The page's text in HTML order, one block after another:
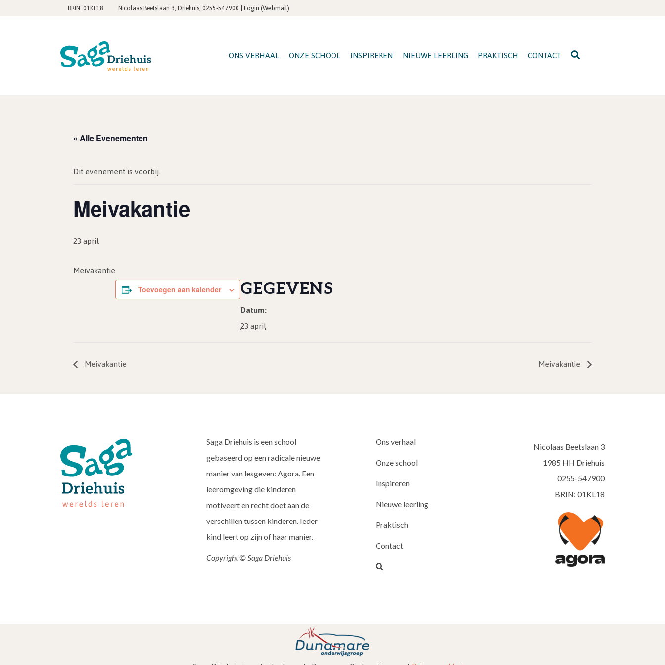
BRIN: 01KL18 Nicolaas Beetslaan 3, Driehuis, 0255-547900 |Login (Webmail)
ONS VERHAAL ONZE SCHOOL INSPIREREN NIEUWE LEERLING PRAKTISCH CONTACT
« Alle Evenementen
Dit evenement is voorbij.
Meivakantie
23 april
Meivakantie
Toevoegen aan kalender GEGEVENS
Datum:
23 april
Meivakantie Meivakantie
Saga Driehuis is een school
gebaseerd op een radicale nieuwe
manier van lesgeven: Agora. Een
leeromgeving die kinderen
motiveert en recht doet aan de
verschillen tussen kinderen. Ieder
kind leert op zijn of haar manier.
Copyright © Saga Driehuis
Ons verhaal
Onze school
Inspireren
Nieuwe leerling
Praktisch
Contact
Nicolaas Beetslaan 3
1985 HH Driehuis
0255-547900
BRIN: 01KL18